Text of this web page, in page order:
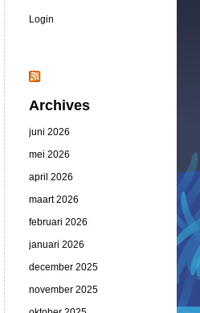
Login
Archives
juni 2026
mei 2026
april 2026
maart 2026
februari 2026
januari 2026
december 2025
november 2025